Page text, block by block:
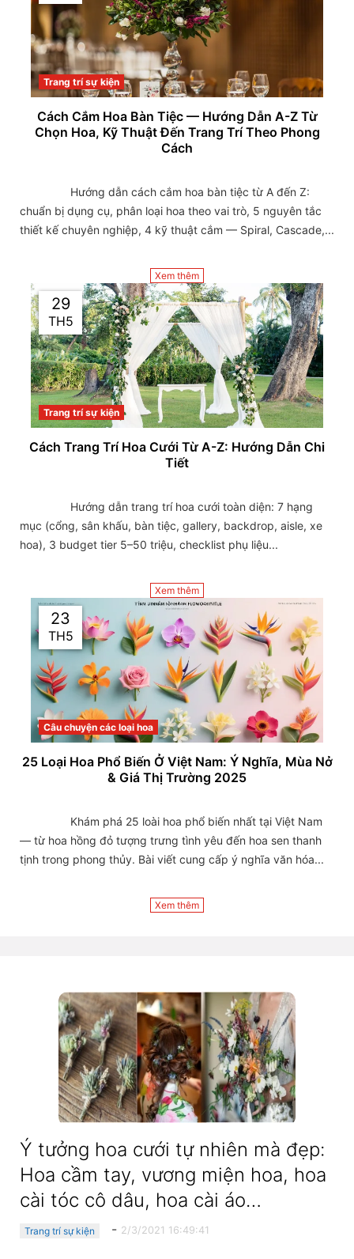
Trang trí sự kiện
Cách Cắm Hoa Bàn Tiệc — Hướng Dẫn A-Z Từ
Chọn Hoa, Kỹ Thuật Đến Trang Trí Theo Phong
Cách
chuẩn bị dụng cụ, phân loại hoa theo vai trò, 5 nguyên tắc
thiết kế chuyên nghiệp, 4 kỹ thuật cắm — Spiral, Cascade,...
Xem thêm
29
TH5
Trang trí sự kiện
Cách Trang Trí Hoa Cưới Từ A-Z: Hướng Dẫn Chi
Tiết
mục (cổng, sân khấu, bàn tiệc, gallery, backdrop, aisle, xe
hoa), 3 budget tier 5–50 triệu, checklist phụ liệu...
Xem thêm
23
TH5
Câu chuyện các loại hoa
25 Loại Hoa Phổ Biến Ở Việt Nam: Ý Nghĩa, Mùa Nở
& Giá Thị Trường 2025
— từ hoa hồng đỏ tượng trưng tình yêu đến hoa sen thanh
tịnh trong phong thủy. Bài viết cung cấp ý nghĩa văn hóa...
Xem thêm
Ý tưởng hoa cưới tự nhiên mà đẹp:
Hoa cầm tay, vương miện hoa, hoa
cài tóc cô dâu, hoa cài áo…
Trang trí sự kiện - 2/3/2021 16:49:41